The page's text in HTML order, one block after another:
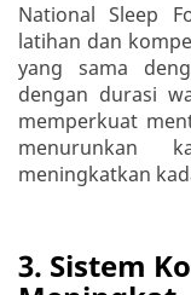
National Sleep
latihan dan
yang sama
dengan durasi
memperkuat
menurunkan
meningkatkan
3. Sistem